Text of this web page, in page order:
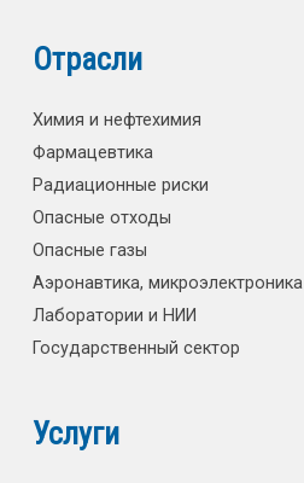
Отрасли
Химия и нефтехимия
Фармацевтика
Радиационные риски
Опасные отходы
Опасные газы
Аэронавтика, микроэлектроника
Лаборатории и НИИ
Государственный сектор
Услуги